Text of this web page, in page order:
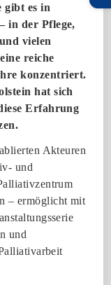
gibt es in
in der Pflege,
vielen
reiche
konzentriert.
hat sich
Erfahrung
Akteuren
und
– ermöglicht mit
und